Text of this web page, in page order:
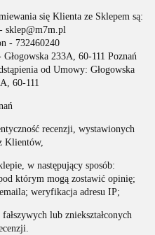
się Klienta ze Sklepem są:
sklep@m7m.pl
- 732460240
233A, 60-111 Poznań
od Umowy: Głogowska
60-111
recenzji, wystawionych
Klientów,
w następujący sposób:
którym mogą zostawić opinię;
weryfikacja adresu IP;
lub zniekształconych